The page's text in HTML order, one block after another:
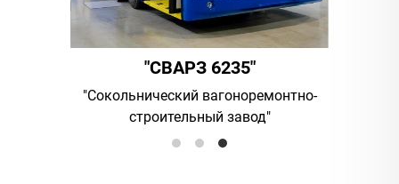
"СВАРЗ 6235"
"Сокольнический вагоноремонтно-
строительный завод"